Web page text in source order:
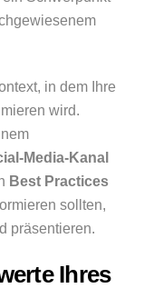
in dem Ihre
wird.
Media-Kanal
Best Practices
sollten,
präsentieren.
Ihres